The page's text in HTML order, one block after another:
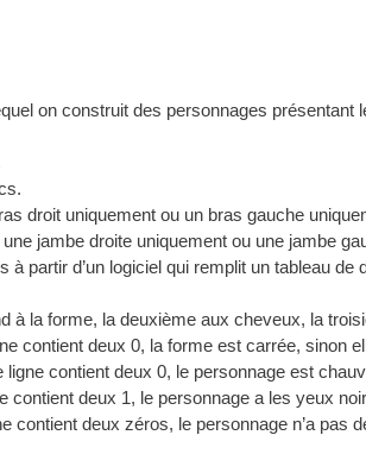
on construit des personnages présentant
droit uniquement ou un bras gauche
jambe droite uniquement ou une jambe
à partir d’un logiciel qui remplit un tableau
à la forme, la deuxième aux cheveux, la
contient deux 0, la forme est carrée, sinon
contient deux 0, le personnage est
deux 1, le personnage a les yeux
contient deux zéros, le personnage n’a pas